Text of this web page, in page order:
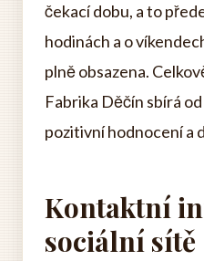
čekací dobu, a to
hodinách a o
plně obsazena.
Fabrika Děčín sbírá
pozitivní hodnocení a
Kontaktní
sociální sítě